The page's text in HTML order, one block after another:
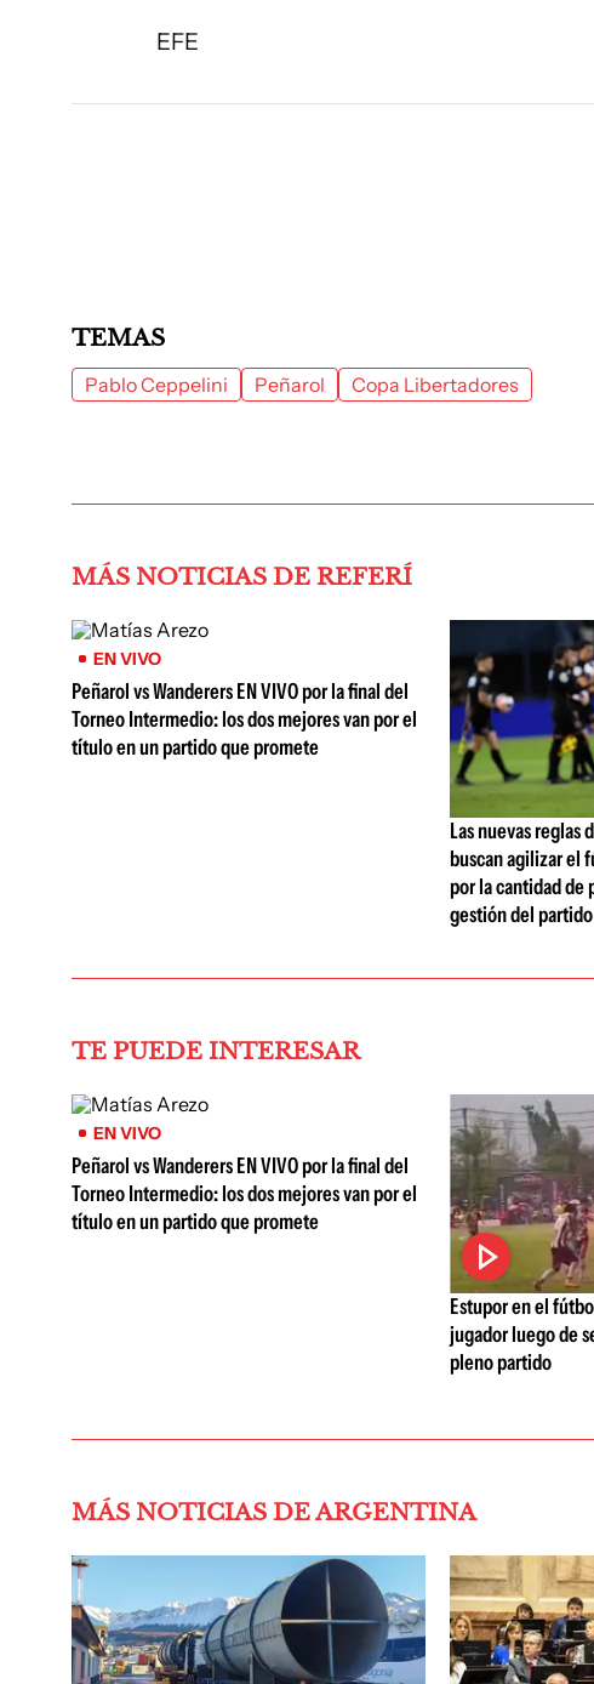
EFE
TEMAS
Pablo Ceppelini Peñarol Copa Libertadores
MÁS NOTICIAS DE REFERÍ
EN VIVO
Peñarol vs Wanderers EN VIVO por la final del
Torneo Intermedio: los dos mejores van por el
título en un partido que promete
Las nuevas reglas
buscan agilizar el
por la cantidad de
gestión del partido
TE PUEDE INTERESAR
EN VIVO
Peñarol vs Wanderers EN VIVO por la final del
Torneo Intermedio: los dos mejores van por el
título en un partido que promete
Estupor en el
jugador luego de
pleno partido
MÁS NOTICIAS DE ARGENTINA